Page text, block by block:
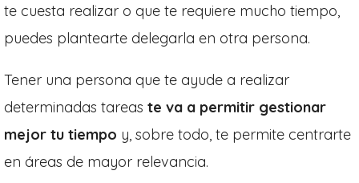
te cuesta realizar o que te requiere mucho tiempo,
puedes plantearte delegarla en otra persona.
Tener una persona que te ayude a realizar
determinadas tareas te va a permitir gestionar
mejor tu tiempo y, sobre todo, te permite centrarte
en áreas de mayor relevancia.